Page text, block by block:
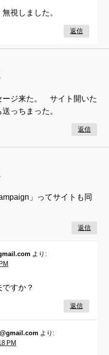
視しました。
返信
ージ来た。 サイト開いた
っちまった。
返信
」ってサイトも同
返信
より:
すか？
返信
より:
PM